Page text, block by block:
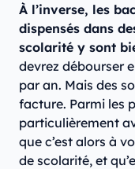
À l’inverse, les
dispensés dans
scolarité y sont
devrez débourser
par an. Mais des
facture. Parmi les
particulièrement
que c’est alors à
de scolarité, et